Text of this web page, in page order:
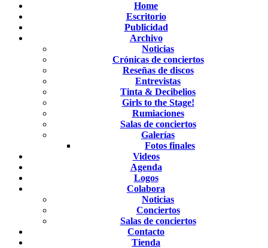
Home
Escritorio
Publicidad
Archivo
Noticias
Crónicas de conciertos
Reseñas de discos
Entrevistas
Tinta & Decibelios
Girls to the Stage!
Rumiaciones
Salas de conciertos
Galerías
Fotos finales
Videos
Agenda
Logos
Colabora
Noticias
Conciertos
Salas de conciertos
Contacto
Tienda